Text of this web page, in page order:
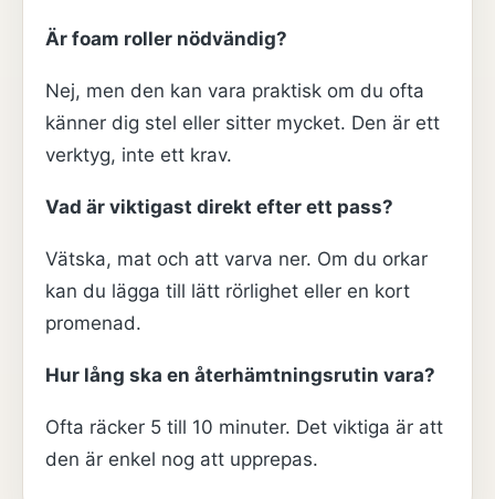
Är foam roller nödvändig?
Nej, men den kan vara praktisk om du ofta
känner dig stel eller sitter mycket. Den är ett
verktyg, inte ett krav.
Vad är viktigast direkt efter ett pass?
Vätska, mat och att varva ner. Om du orkar
kan du lägga till lätt rörlighet eller en kort
promenad.
Hur lång ska en återhämtningsrutin vara?
Ofta räcker 5 till 10 minuter. Det viktiga är att
den är enkel nog att upprepas.